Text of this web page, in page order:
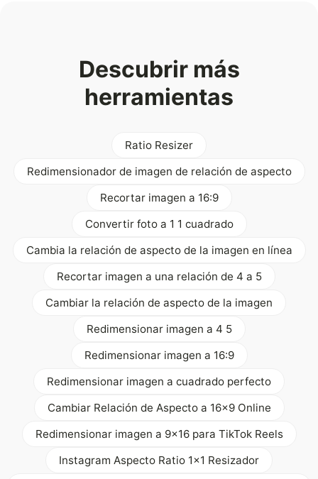
Descubrir más
herramientas
Ratio Resizer
Redimensionador de imagen de relación de aspecto
Recortar imagen a 16:9
Convertir foto a 1 1 cuadrado
Cambia la relación de aspecto de la imagen en línea
Recortar imagen a una relación de 4 a 5
Cambiar la relación de aspecto de la imagen
Redimensionar imagen a 4 5
Redimensionar imagen a 16:9
Redimensionar imagen a cuadrado perfecto
Cambiar Relación de Aspecto a 16x9 Online
Redimensionar imagen a 9x16 para TikTok Reels
Instagram Aspecto Ratio 1x1 Resizador